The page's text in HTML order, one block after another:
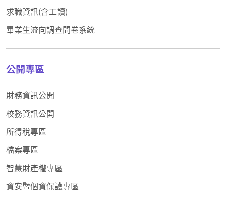
求職資訊(含工讀)
畢業生流向調查問卷系統
公開專區
財務資訊公開
校務資訊公開
所得稅專區
檔案專區
智慧財產權專區
資安暨個資保護專區